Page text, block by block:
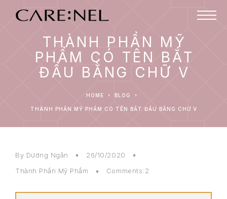
THÀNH PHẦN MỸ
PHẨM CÓ TÊN BẮT
ĐẦU BẰNG CHỮ V
HOME BLOG
THÀNH PHẦN MỸ PHẨM CÓ TÊN BẮT ĐẦU BẰNG CHỮ V
By Dương Ngân
26/10/2020
Thành Phần Mỹ Phẩm
Comments:2